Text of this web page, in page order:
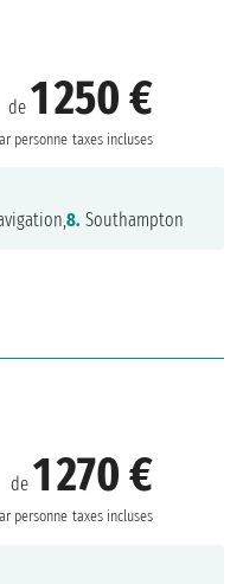
de 1 250 €
personne taxes incluses
8. Southampton
de 1 270 €
personne taxes incluses